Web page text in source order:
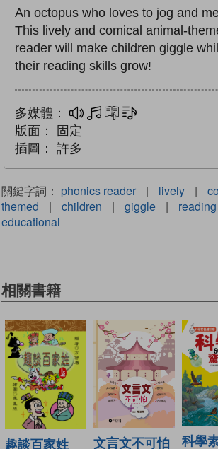
An octopus who loves to jog and
This lively and comical animal-
reader will make children giggle
their reading skills grow!
多媒體： 多媒體互動練習
版面：
固定
插圖：
許多
關鍵字詞： phonics reader | lively |
themed
| children | giggle |
educational
相關書籍
趣談百家姓 文言文不可怕 科學